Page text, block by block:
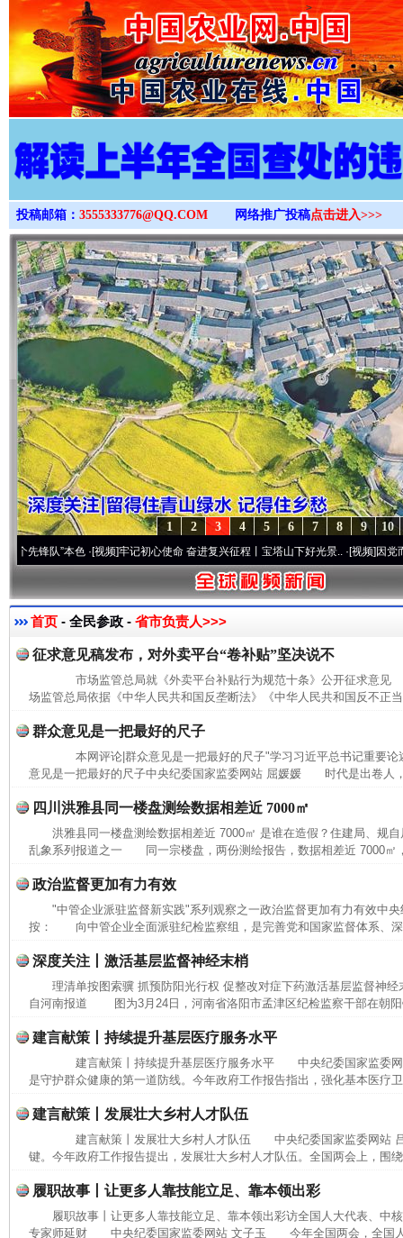
>
投稿邮箱： 3555333776@QQ.COM 网络推广投稿点击进入>>>
10
9
8
7
6
5
4
3
2
1
队”本色·[视频]牢记初心使命 奋进复兴征程丨宝塔山下好光景..·[视频]因党而生 为
首页 - 全民参政 - 省市负责人>>>
征求意见稿发布，对外卖平台“卷补贴”坚决说不
市场监管总局就《外卖平台补贴行为规范十条》公开征求意
场监管总局依据《中华人民共和国反垄断法》《中华人民共和国反不正
群众意见是一把最好的尺子
本网评论|群众意见是一把最好的尺子"学习习近平总书记重要论
意见是一把最好的尺子中央纪委国家监委网站 屈媛媛 时代是出卷人
四川洪雅县同一楼盘测绘数据相差近 7000㎡
洪雅县同一楼盘测绘数据相差近 7000㎡ 是谁在造假？住建局、规
乱象系列报道之一 同一宗楼盘，两份测绘报告，数据相差近 7000㎡
政治监督更加有力有效
"中管企业派驻监督新实践"系列观察之一政治监督更加有力有效
按： 向中管企业全面派驻纪检监察组，是完善党和国家监督体系、
深度关注丨激活基层监督神经末梢
理清单按图索骥 抓预防阳光行权 促整改对症下药激活基层监督神
自河南报道 图为3月24日，河南省洛阳市孟津区纪检监察干部在朝阳
建言献策丨持续提升基层医疗服务水平
建言献策丨持续提升基层医疗服务水平 中央纪委国家监委
是守护群众健康的第一道防线。今年政府工作报告指出，强化基本医疗
建言献策丨发展壮大乡村人才队伍
建言献策丨发展壮大乡村人才队伍 中央纪委国家监委网站
键。今年政府工作报告提出，发展壮大乡村人才队伍。全国两会上，围
履职故事丨让更多人靠技能立足、靠本领出彩
履职故事丨让更多人靠技能立足、靠本领出彩访全国人大代表、中
专家师延财 中央纪委国家监委网站 文子玉 今年全国两会，全国人
完善运行机制助力责任有效落实